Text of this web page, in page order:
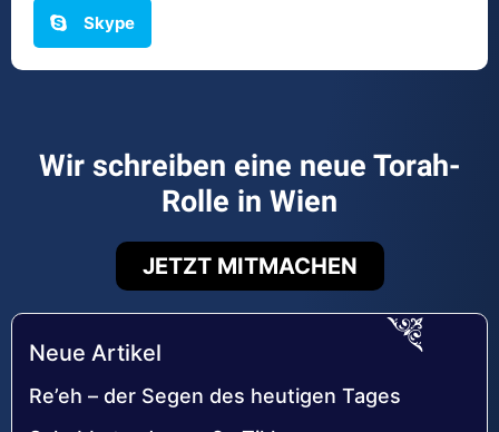
Skype
Wir schreiben eine neue Torah-
Rolle in Wien
JETZT MITMACHEN
Neue Artikel
Re’eh – der Segen des heutigen Tages